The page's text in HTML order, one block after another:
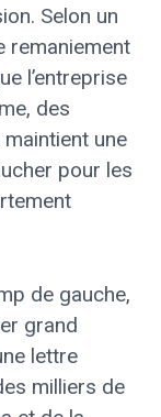
Selon un
remaniement
l’entreprise
des
une
pour les
de gauche,
grand
lettre
milliers de